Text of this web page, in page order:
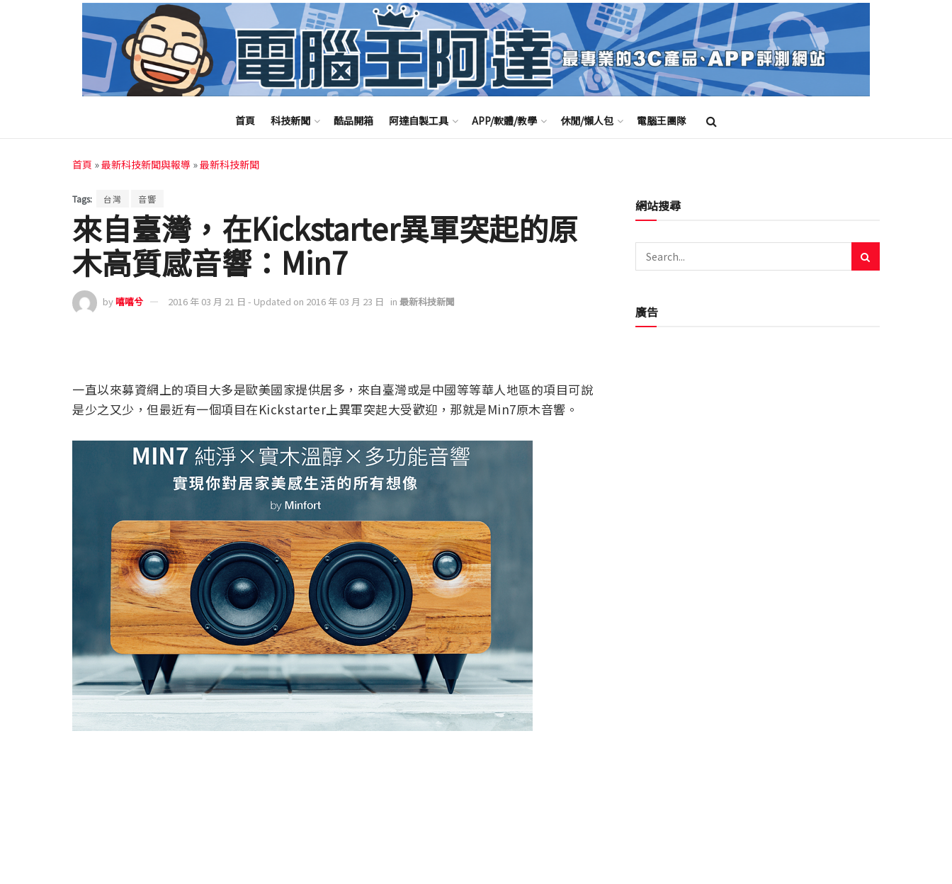
首頁 科技新聞 酷品開箱 阿達自製工具 APP/軟體/教學 休閒/懶人包 電腦王團隊
首頁 »最新科技新聞與報導 »最新科技新聞
Tags: 台灣 音響
來自臺灣，在Kickstarter異軍突起的原
木高質感音響：Min7
by嘻嘻兮 2016 年 03 月 21 日 - Updated on 2016 年 03 月 23 日 in 最新科技新聞
一直以來募資網上的項目大多是歐美國家提供居多，來自臺灣或是中國等等華人地區的項目可說
是少之又少，但最近有一個項目在Kickstarter上異軍突起大受歡迎，那就是Min7原木音響。
網站搜尋
廣告